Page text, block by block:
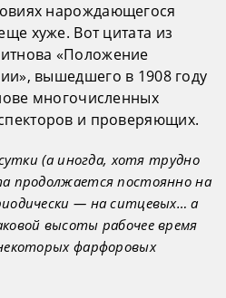
нарождающегося
хуже. Вот цитата из
«Положение
вышедшего в 1908 году
многочисленных
и проверяющих.
(а иногда, хотя трудно
продолжается постоянно на
— на ситцевых… а
высоты рабочее время
фарфоровых